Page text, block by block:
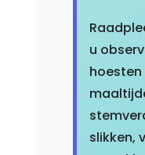
u
slikken,